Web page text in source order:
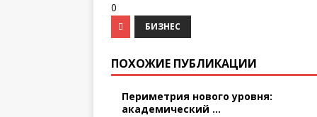
0
БИЗНЕС
ПОХОЖИЕ ПУБЛИКАЦИИ
Периметрия нового уровня:
академический ...